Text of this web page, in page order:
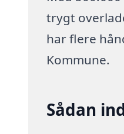
trygt
har flere
Kommune.
Sådan